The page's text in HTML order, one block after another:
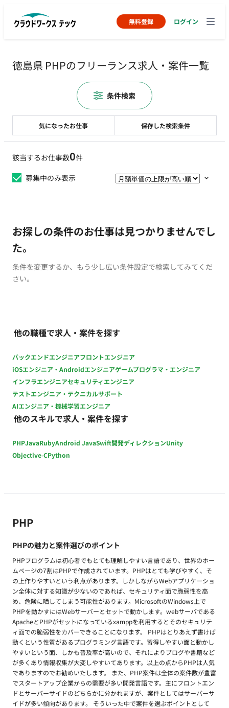
無料登録 ログイン
徳島県 PHPのフリーランス求人・案件一覧
該当するお仕事数0件
募集中のみ表示
お探しの条件のお仕事は見つかりませんでし
た。
条件を変更するか、もう少し広い条件設定で検索してみてくだ
さい。
他の職種で求人・案件を探す
バックエンドエンジニアフロントエンジニア
iOSエンジニア・Androidエンジニアゲームプログラマ・エンジニア
インフラエンジニアセキュリティエンジニア
テストエンジニア・テクニカルサポート
AIエンジニア・機械学習エンジニア
他のスキルで求人・案件を探す
PHPJavaRubyAndroid JavaSwift開発ディレクションUnity
Objective-CPython
PHP
PHPの魅力と案件選びのポイント
PHPプログラムは初心者でもとても理解しやすい言語であり、世界のホー
ムページの7割はPHPで作成されています。PHPはとても学びやすく、そ
の上作りやすいという利点があります。しかしながらWebアプリケーショ
ン全体に対する知識が少ないのであれば、セキュリティ面で脆弱性を高
め、危険に晒してしまう可能性があります。MicrosoftのWindows上で
PHPを動かすにはWebサーバーとセットで動かします。webサーバである
ApacheとPHPがセットになっているxamppを利用するとそのセキュリテ
ィ面での脆弱性をカバーできることになります。 PHPはとりあえず書けば
動くという性質があるプログラミング言語です。習得しやすい面と動かし
やすいという面、しかも普及率が高いので、それによりブログや書籍など
が多くあり情報収集が大変しやすいてあります。以上の点からPHPは人気
でありますのでお勧めいたします。 また、PHP案件は全体の案件数が豊富
でスタートアップ企業からの需要が多い開発言語です。主にフロントエン
ドとサーバーサイドのどちらかに分かれますが、案件としてはサーバーサ
イドが多い傾向があります。 そういった中で案件を選ぶポイントとして
気になったお仕事 保存した検索条件
条件検索